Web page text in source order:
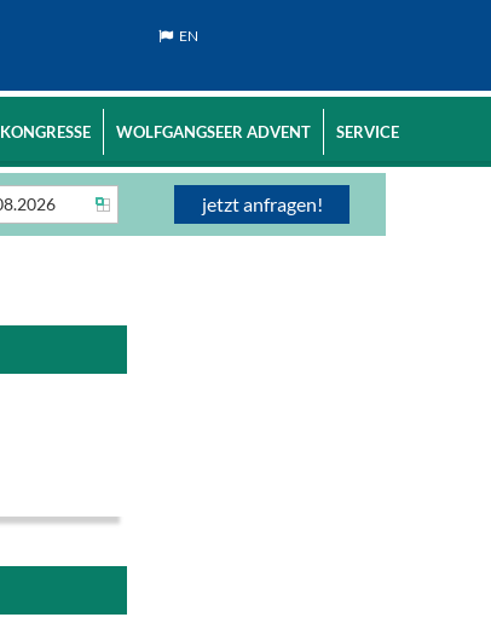
EN
KONGRESSE WOLFGANGSEER ADVENT SERVICE